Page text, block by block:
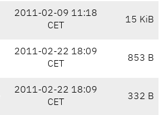
2011-02-09 11:18
CET
15 KiB
2011-02-22 18:09
CET
853 B
2011-02-22 18:09
CET
332 B